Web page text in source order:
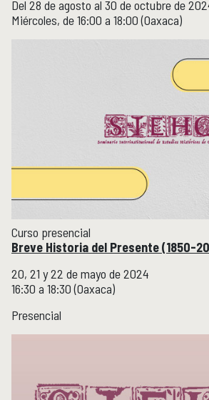
Del 28 de agosto al 30 de octubre de
Miércoles, de 16:00 a 18:00 (Oaxaca)
Curso presencial
Breve Historia del Presente (1850-
20, 21 y 22 de mayo de 2024
16:30 a 18:30 (Oaxaca)
Presencial